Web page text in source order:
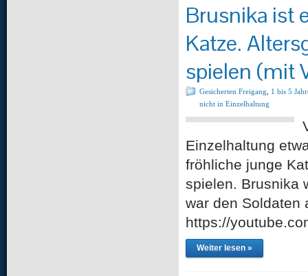
Brusnika ist
Katze.
spielen (mit
Gesicherten Freigang
1 bis 5
nicht in Einzelhaltung
Einzelhaltung
fröhliche junge
spielen. Brusnika
war den Soldaten
https://
Weiter lesen »